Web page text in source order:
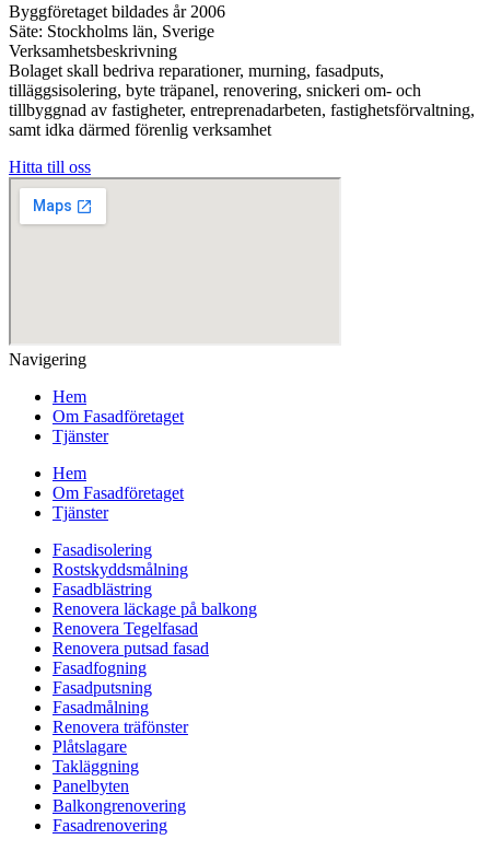
Byggföretaget bildades år 2006
Säte: Stockholms län, Sverige
Verksamhetsbeskrivning
Bolaget skall bedriva reparationer, murning, fasadputs,
tilläggsisolering, byte träpanel, renovering, snickeri om- och
tillbyggnad av fastigheter, entreprenadarbeten, fastighetsförvaltning,
samt idka därmed förenlig verksamhet
Hitta till oss
Navigering
Hem
Om Fasadföretaget
Tjänster
Hem
Om Fasadföretaget
Tjänster
Fasadisolering
Rostskyddsmålning
Fasadblästring
Renovera läckage på balkong
Renovera Tegelfasad
Renovera putsad fasad
Fasadfogning
Fasadputsning
Fasadmålning
Renovera träfönster
Plåtslagare
Takläggning
Panelbyten
Balkongrenovering
Fasadrenovering